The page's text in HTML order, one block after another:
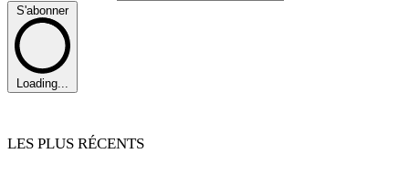
S'abonner
Loading...
LES PLUS RÉCENTS